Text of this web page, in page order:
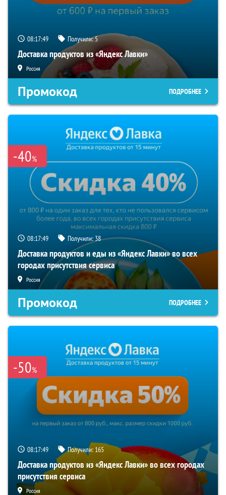
08:17:47 Получили:5
Доставка продуктов из «Яндекс Лавки»
Россия
Промокод ПОДРОБНЕЕ
-40%
08:17:47 Получили:38
Доставка продуктов и еды из «Яндекс Лавки» во всех
городах присутствия сервиса
Россия
Промокод ПОДРОБНЕЕ
-50%
08:17:47 Получили: 165
Доставка продуктов из «Яндекс Лавки» во всех городах
присутствия сервиса
Россия